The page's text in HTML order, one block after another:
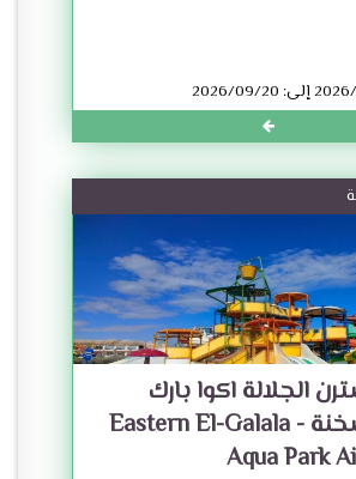
الجلالة اكوا بارك
العين السخنة - Eastern El-Galala
Aqua Park